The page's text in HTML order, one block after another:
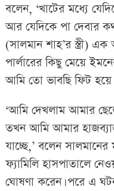
বলেন, ‘খাটের মধ্যে
আর যেদিকে পা দেবার
(সালমান শাহ’র স্ত্রী)
পার্লারের কিছু মেয়ে
আমি তো ভাবছি ফিট হয়ে
‘আমি দেখলাম আমার
তখন আমি আমার
যাচ্ছে,’ বলেন
ফ্যামিলি হাসপাতালে
ঘোষণা করেন। পরে এ